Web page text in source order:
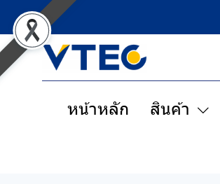
หน้าหลัก สินค้า